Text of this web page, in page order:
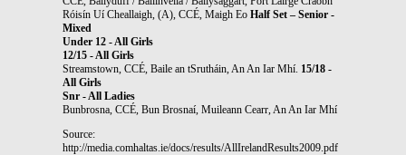
Róisín Uí Cheallaigh, (A), CCÉ, Maigh Eo Half Set – Senior -
Mixed
Under 12 - All Girls
12/15 - All Girls
Streamstown, CCÉ, Baile an tSrutháin, An An Iar Mhí. 15/18 -
All Girls
Snr - All Ladies
Bunbrosna, CCÉ, Bun Brosnaí, Muileann Cearr, An An Iar Mhí
Source:
http://media.comhaltas.ie/docs/results/AllIrelandResults2009.pdf